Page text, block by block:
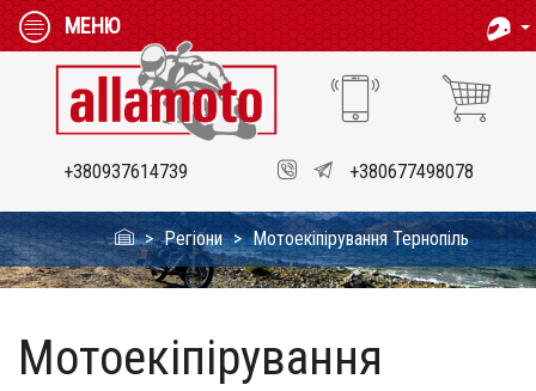
МЕНЮ
+380937614739 +380677498078
Регіони Мотоекіпірування Тернопіль
Мотоекіпірування